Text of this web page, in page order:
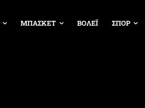
ΜΠΑΣΚΕΤ ΒΟΛΕΪ ΣΠΟΡ